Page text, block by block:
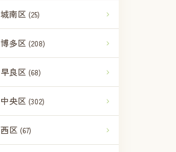
城南区 (25)
博多区 (208)
早良区 (68)
中央区 (302)
西区 (67)